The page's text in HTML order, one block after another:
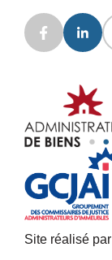
Site réalisé par